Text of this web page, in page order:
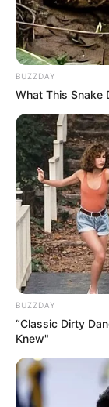
Lageplan als
eintragen:
Bilderfreigabe:
bestimmten
Zwecke
Bilderfreigabe.
Das Wissen,
BUZZDAY
What This Snake
BUZZDAY
“Classic Dirty
Knew"